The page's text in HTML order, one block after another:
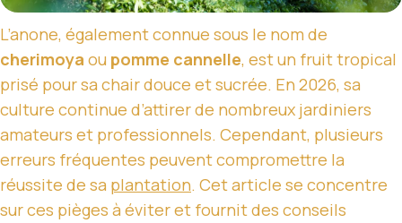
L’anone, également connue sous le nom de
cherimoya ou pomme cannelle, est un fruit tropical
prisé pour sa chair douce et sucrée. En 2026, sa
culture continue d’attirer de nombreux jardiniers
amateurs et professionnels. Cependant, plusieurs
erreurs fréquentes peuvent compromettre la
réussite de sa plantation. Cet article se concentre
sur ces pièges à éviter et fournit des conseils